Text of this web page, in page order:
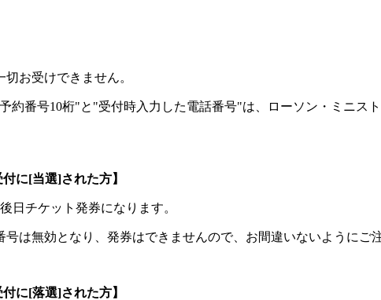
お受けできません。
約番号10桁"と"受付時入力した電話番号"は、ローソン・ミニス
に[当選]された方】
日チケット発券になります。
は無効となり、発券はできませんので、お間違いないようにご
に[落選]された方】